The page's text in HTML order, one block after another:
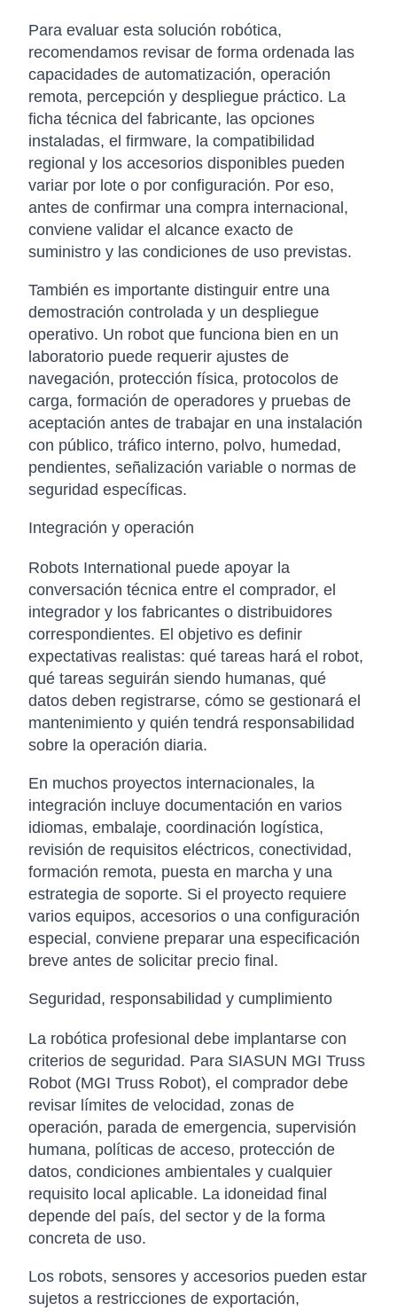
Para evaluar esta solución robótica,
recomendamos revisar de forma ordenada las
capacidades de automatización, operación
remota, percepción y despliegue práctico. La
ficha técnica del fabricante, las opciones
instaladas, el firmware, la compatibilidad
regional y los accesorios disponibles pueden
variar por lote o por configuración. Por eso,
antes de confirmar una compra internacional,
conviene validar el alcance exacto de
suministro y las condiciones de uso previstas.
También es importante distinguir entre una
demostración controlada y un despliegue
operativo. Un robot que funciona bien en un
laboratorio puede requerir ajustes de
navegación, protección física, protocolos de
carga, formación de operadores y pruebas de
aceptación antes de trabajar en una instalación
con público, tráfico interno, polvo, humedad,
pendientes, señalización variable o normas de
seguridad específicas.
Integración y operación
Robots International puede apoyar la
conversación técnica entre el comprador, el
integrador y los fabricantes o distribuidores
correspondientes. El objetivo es definir
expectativas realistas: qué tareas hará el robot,
qué tareas seguirán siendo humanas, qué
datos deben registrarse, cómo se gestionará el
mantenimiento y quién tendrá responsabilidad
sobre la operación diaria.
En muchos proyectos internacionales, la
integración incluye documentación en varios
idiomas, embalaje, coordinación logística,
revisión de requisitos eléctricos, conectividad,
formación remota, puesta en marcha y una
estrategia de soporte. Si el proyecto requiere
varios equipos, accesorios o una configuración
especial, conviene preparar una especificación
breve antes de solicitar precio final.
Seguridad, responsabilidad y cumplimiento
La robótica profesional debe implantarse con
criterios de seguridad. Para SIASUN MGI Truss
Robot (MGI Truss Robot), el comprador debe
revisar límites de velocidad, zonas de
operación, parada de emergencia, supervisión
humana, políticas de acceso, protección de
datos, condiciones ambientales y cualquier
requisito local aplicable. La idoneidad final
depende del país, del sector y de la forma
concreta de uso.
Los robots, sensores y accesorios pueden estar
sujetos a restricciones de exportación,